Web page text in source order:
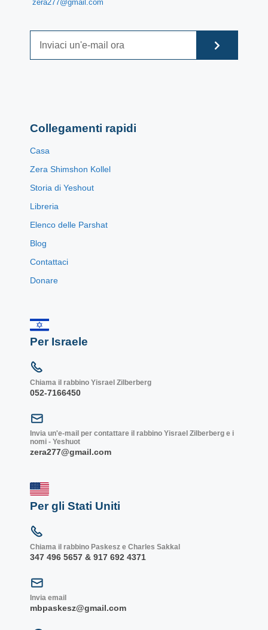
zera277@gmail.com
Collegamenti rapidi
Casa
Zera Shimshon Kollel
Storia di Yeshout
Libreria
Elenco delle Parshat
Blog
Contattaci
Donare
Per Israele
Chiama il rabbino Yisrael Zilberberg
052-7166450
Invia un'e-mail per contattare il rabbino Yisrael Zilberberg e i
nomi - Yeshuot
zera277@gmail.com
Per gli Stati Uniti
Chiama il rabbino Paskesz e Charles Sakkal
347 496 5657 & 917 692 4371
Invia email
mbpaskesz@gmail.com